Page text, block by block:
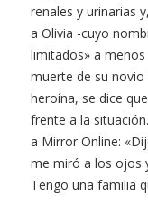
renales y urinarias
a Olivia -cuyo
limitados» a
muerte de su
heroína, se dice
frente a la
a Mirror Online:
me miró a los ojos
Tengo una familia